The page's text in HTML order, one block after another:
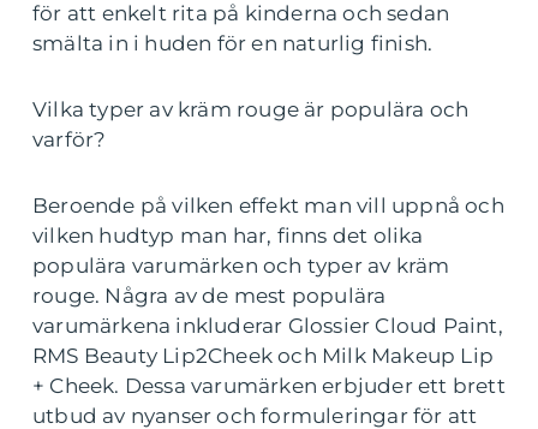
för att enkelt rita på kinderna och sedan
smälta in i huden för en naturlig finish.
Vilka typer av kräm rouge är populära och
varför?
Beroende på vilken effekt man vill uppnå och
vilken hudtyp man har, finns det olika
populära varumärken och typer av kräm
rouge. Några av de mest populära
varumärkena inkluderar Glossier Cloud Paint,
RMS Beauty Lip2Cheek och Milk Makeup Lip
+ Cheek. Dessa varumärken erbjuder ett brett
utbud av nyanser och formuleringar för att